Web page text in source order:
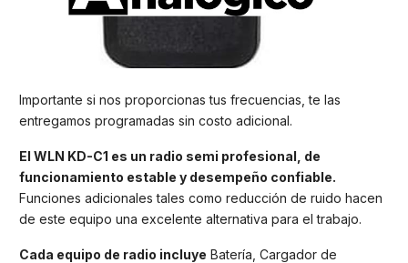
Importante si nos proporcionas tus frecuencias, te las
entregamos programadas sin costo adicional.
El WLN KD-C1 es un radio semi profesional, de
funcionamiento estable y desempeño confiable.
Funciones adicionales tales como reducción de ruido hacen
de este equipo una excelente alternativa para el trabajo.
Cada equipo de radio incluye Batería, Cargador de